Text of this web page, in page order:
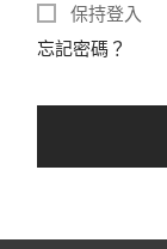
保持登入
忘記密碼？